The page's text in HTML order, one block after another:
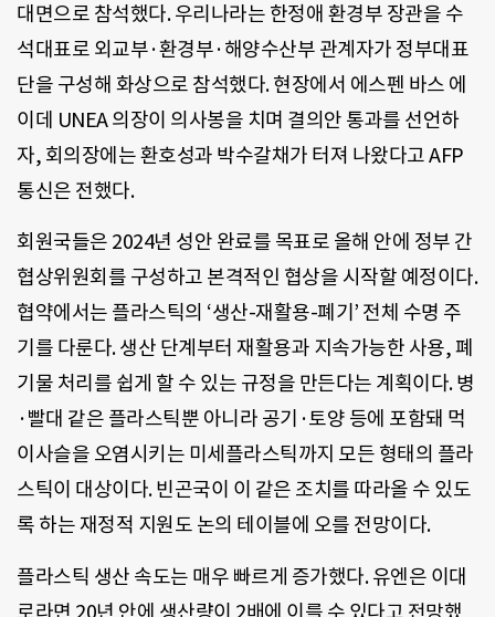
대면으로 참석했다. 우리나라는 한정애 환경부 장관을 수
석대표로 외교부·환경부·해양수산부 관계자가 정부대표
단을 구성해 화상으로 참석했다. 현장에서 에스펜 바스 에
이데 UNEA 의장이 의사봉을 치며 결의안 통과를 선언하
자, 회의장에는 환호성과 박수갈채가 터져 나왔다고 AFP
통신은 전했다.
회원국들은 2024년 성안 완료를 목표로 올해 안에 정부 간
협상위원회를 구성하고 본격적인 협상을 시작할 예정이다.
협약에서는 플라스틱의 ‘생산-재활용-폐기’ 전체 수명 주
기를 다룬다. 생산 단계부터 재활용과 지속가능한 사용, 폐
기물 처리를 쉽게 할 수 있는 규정을 만든다는 계획이다. 병
·빨대 같은 플라스틱뿐 아니라 공기·토양 등에 포함돼 먹
이사슬을 오염시키는 미세플라스틱까지 모든 형태의 플라
스틱이 대상이다. 빈곤국이 이 같은 조치를 따라올 수 있도
록 하는 재정적 지원도 논의 테이블에 오를 전망이다.
플라스틱 생산 속도는 매우 빠르게 증가했다. 유엔은 이대
로라면 20년 안에 생산량이 2배에 이를 수 있다고 전망했